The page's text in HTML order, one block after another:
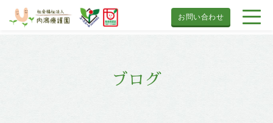
お問い合わせ
ブログ